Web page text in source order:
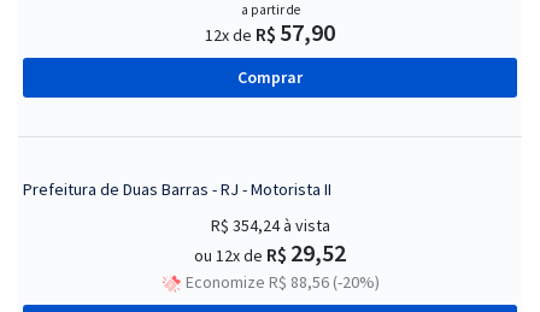
a partir de
12x de R$ 57,90
Comprar
Prefeitura de Duas Barras - RJ - Motorista II
R$ 354,24à vista
ou 12x de R$ 29,52
Economize R$ 88,56 (-20%)